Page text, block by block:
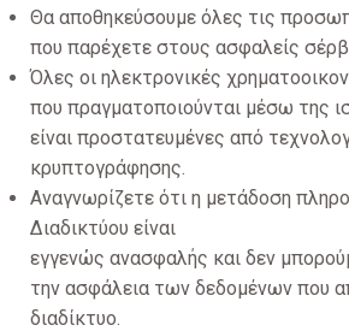
Θα αποθηκεύσουμε όλες τις
που παρέχετε στους ασφαλείς
Όλες οι ηλεκτρονικές
που πραγματοποιούνται μέσω της
είναι προστατευμένες από
κρυπτογράφησης.
Αναγνωρίζετε ότι η μετάδοση
Διαδικτύου είναι
εγγενώς ανασφαλής και δεν
την ασφάλεια των δεδομένων που
διαδίκτυο.